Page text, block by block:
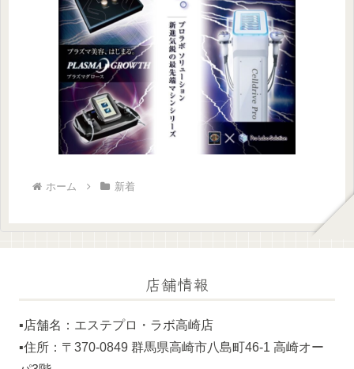
ホーム 新着
店舗情報
▪️店舗名：エステプロ・ラボ高崎店
▪️住所：〒370-0849 群馬県高崎市八島町46-1 高崎オー